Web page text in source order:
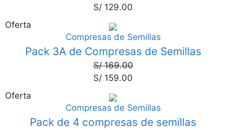
S/ 129.00
Oferta
Compresas de Semillas
Pack 3A de Compresas de Semillas
S/169.00
S/ 159.00
Oferta
Compresas de Semillas
Pack de 4 compresas de semillas